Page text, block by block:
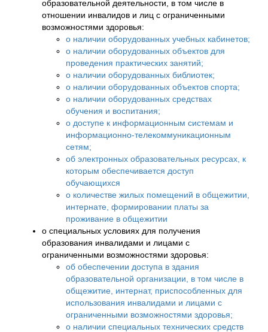
образовательной деятельности, в том числе в
отношении инвалидов и лиц с ограниченными
возможностями здоровья:
о наличии оборудованных учебных кабинетов;
о наличии оборудованных объектов для
проведения практических занятий;
о наличии оборудованных библиотек;
о наличии оборудованных объектов спорта;
о наличии оборудованных средствах
обучения и воспитания;
о доступе к информационным системам и
информационно-телекоммуникационным
сетям;
об электронных образовательных ресурсах, к
которым обеспечивается доступ
обучающихся
о количестве жилых помещений в общежитии,
интернате, формировании платы за
проживание в общежитии
о специальных условиях для получения
образования инвалидами и лицами с
ограниченными возможностями здоровья:
об обеспечении доступа в здания
образовательной организации, в том числе в
общежитие, интернат, приспособленных для
использования инвалидами и лицами с
ограниченными возможностями здоровья;
о наличии специальных технических средств